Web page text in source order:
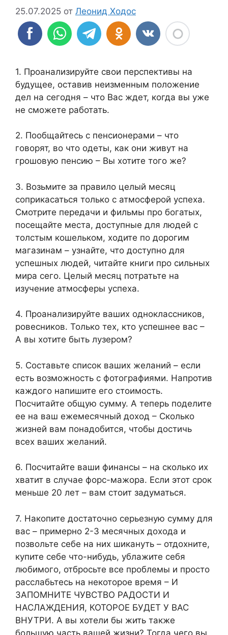
25.07.2025 от Леонид Ходос
1. Проанализируйте свои перспективы на
будущее, оставив неизменным положение
дел на сегодня – что Вас ждет, когда вы уже
не сможете работать.
2. Пообщайтесь с пенсионерами – что
говорят, во что одеты, как они живут на
грошовую пенсию – Вы хотите того же?
3. Возьмите за правило целый месяц
соприкасаться только с атмосферой успеха.
Смотрите передачи и фильмы про богатых,
посещайте места, доступные для людей с
толстым кошельком, ходите по дорогим
магазинам – узнайте, что доступно для
успешных людей, читайте книги про сильных
мира сего. Целый месяц потратьте на
изучение атмосферы успеха.
4. Проанализируйте ваших одноклассников,
ровесников. Только тех, кто успешнее вас –
А вы хотите быть лузером?
5. Составьте список ваших желаний – если
есть возможность с фотографиями. Напротив
каждого напишите его стоимость.
Посчитайте общую сумму. А теперь поделите
ее на ваш ежемесячный доход – Сколько
жизней вам понадобится, чтобы достичь
всех ваших желаний.
6. Посчитайте ваши финансы – на сколько их
хватит в случае форс-мажора. Если этот срок
меньше 20 лет – вам стоит задуматься.
7. Накопите достаточно серьезную сумму для
вас – примерно 2-3 месячных дохода и
позвольте себе на них шикануть – отдохните,
купите себе что-нибудь, ублажите себя
любимого, отбросьте все проблемы и просто
расслабьтесь на некоторое время – И
ЗАПОМНИТЕ ЧУВСТВО РАДОСТИ И
НАСЛАЖДЕНИЯ, КОТОРОЕ БУДЕТ У ВАС
ВНУТРИ. А вы хотели бы жить также
большую часть вашей жизни? Тогда чего вы